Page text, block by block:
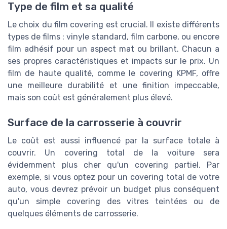
Type de film et sa qualité
Le choix du film covering est crucial. Il existe différents
types de films : vinyle standard, film carbone, ou encore
film adhésif pour un aspect mat ou brillant. Chacun a
ses propres caractéristiques et impacts sur le prix. Un
film de haute qualité, comme le covering KPMF, offre
une meilleure durabilité et une finition impeccable,
mais son coût est généralement plus élevé.
Surface de la carrosserie à couvrir
Le coût est aussi influencé par la surface totale à
couvrir. Un covering total de la voiture sera
évidemment plus cher qu'un covering partiel. Par
exemple, si vous optez pour un covering total de votre
auto, vous devrez prévoir un budget plus conséquent
qu'un simple covering des vitres teintées ou de
quelques éléments de carrosserie.